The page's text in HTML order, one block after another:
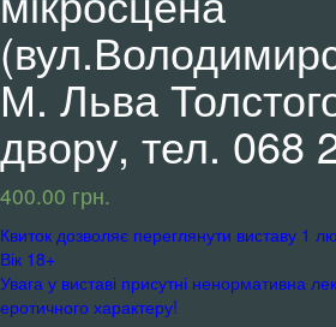
М. Льва
двору, тел. 068
400.00 грн.
Квиток дозволяє переглянути виставу 1
Вік 18+
Увага у виставі присутні ненормативна
еротичного характеру!